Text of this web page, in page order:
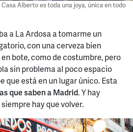
Alberto es toda una joya, única en todo
a La Ardosa a tomarme un
con una cerveza bien
bote, como de costumbre, pero
sin problema al poco espacio
que está en un lugar único. Esta
que saben a Madrid. Y hay
hay que volver.